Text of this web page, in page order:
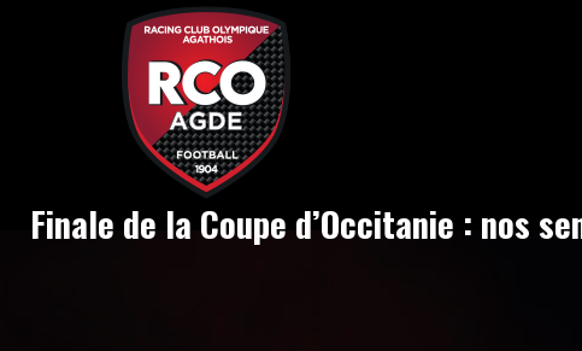
Finale de la Coupe d’Occitanie : nos